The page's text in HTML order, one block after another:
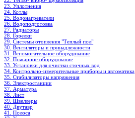
23. Уплотнения
24. Котлы
25. Водонагреватели
26. Водоподготовка
27. Радиаторы
28. Горелки
29. Системы отопления "Теплый пол"
30. Вентиляторы и принадлежности
31. Вспомогательное оборудование
32. Пожарное оборудование
33. Установки для очистки сточных вод
34. Контрольно-измерительные приборы и автоматика
35. Стабилизаторы напряжения
36. Электростанции
37. Арматура
38. Лист
39. Швеллеры
40. Двутавр
41. Полоса